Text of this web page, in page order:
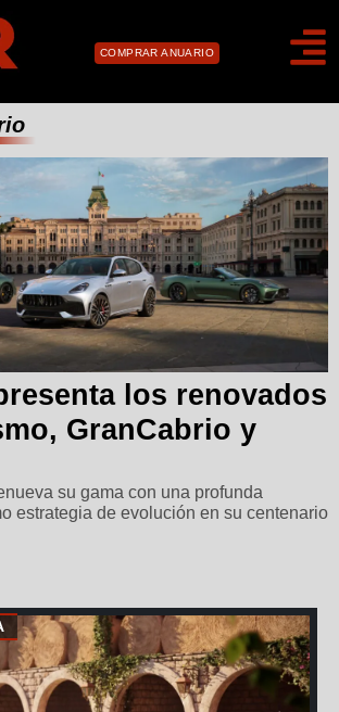
COMPRAR ANUARIO
los renovados
GranCabrio y
su gama con una profunda
estrategia de evolución en su centenario